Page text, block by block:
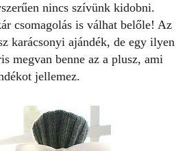
nincs szívünk kidobni.
csomagolás is válhat belőle! Az
karácsonyi ajándék, de egy ilyen
megvan benne az a plusz, ami
jellemez.